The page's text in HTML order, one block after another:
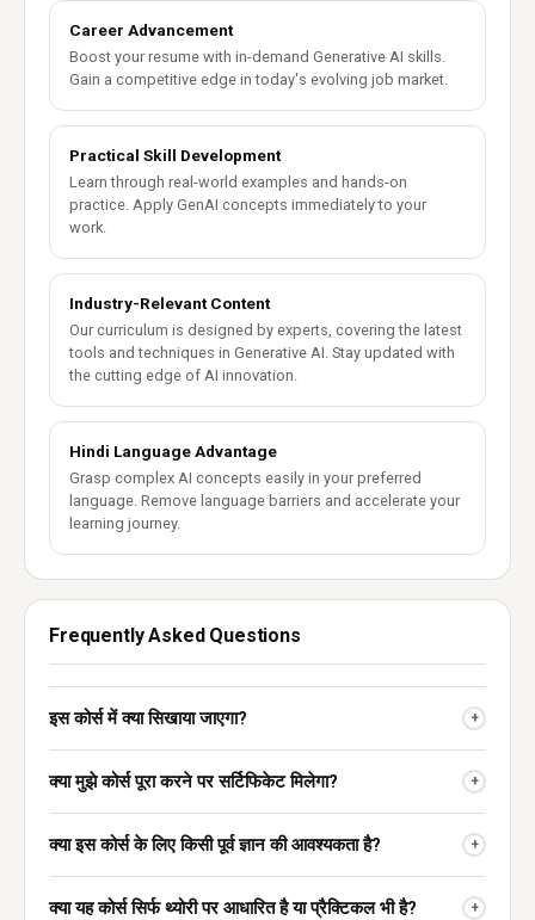
Career Advancement
Boost your resume with in-demand Generative AI skills.
Gain a competitive edge in today's evolving job market.
Practical Skill Development
Learn through real-world examples and hands-on
practice. Apply GenAI concepts immediately to your
work.
Industry-Relevant Content
Our curriculum is designed by experts, covering the latest
tools and techniques in Generative AI. Stay updated with
the cutting edge of AI innovation.
Hindi Language Advantage
Grasp complex AI concepts easily in your preferred
language. Remove language barriers and accelerate your
learning journey.
Frequently Asked Questions
इस कोर्स में क्या सिखाया जाएगा? +
क्या मुझे कोर्स पूरा करने पर सर्टिफिकेट मिलेगा? +
क्या इस कोर्स के लिए किसी पूर्व ज्ञान की आवश्यकता है? +
क्या यह कोर्स सिर्फ थ्योरी पर आधारित है या प्रैक्टिकल भी है? +